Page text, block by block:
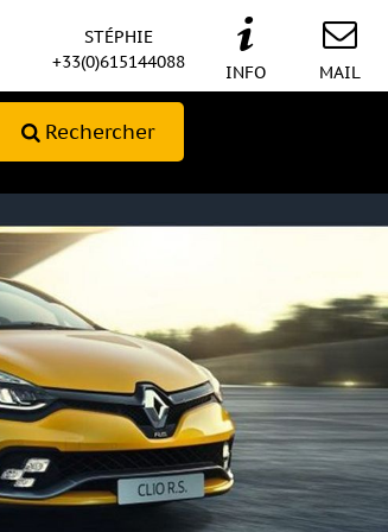
MAIL
INFO
STÉPHIE
+33(0)615144088
Rechercher